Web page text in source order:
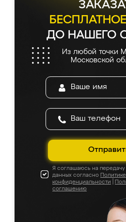
ДО НАШЕГО
Из любой точки
Московской
Я соглашаюсь на
данных согласно Политике
конфиденциальности
соглашению